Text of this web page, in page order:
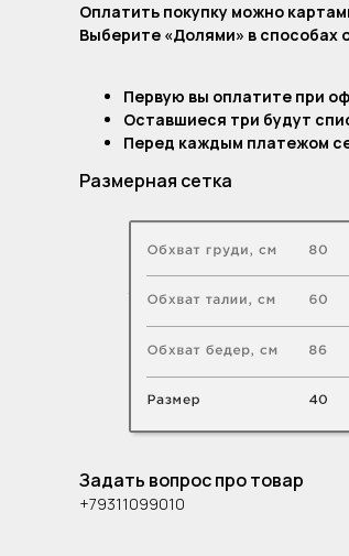
Оплатить покупку можно
Выберите «Долями» в способах
Первую вы оплатите при
Оставшиеся три будут
Перед каждым платежом
Размерная сетка
Задать вопрос про товар
+79311099010